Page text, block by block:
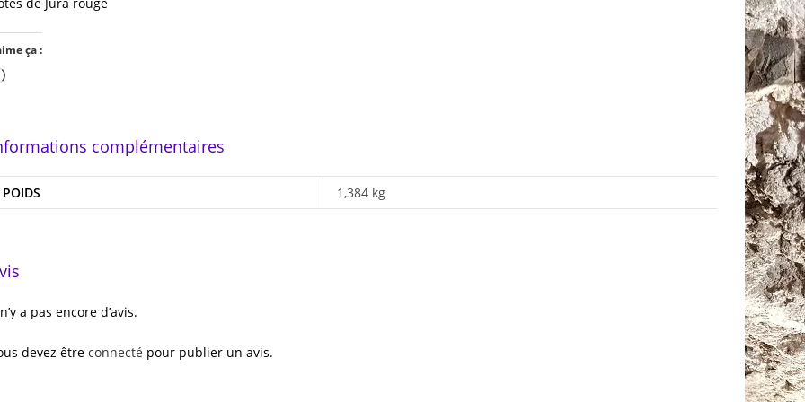
ça :
Chargement…
complémentaires
POIDS 1,384 kg
a pas encore d’avis.
devez être connecté pour publier un avis.